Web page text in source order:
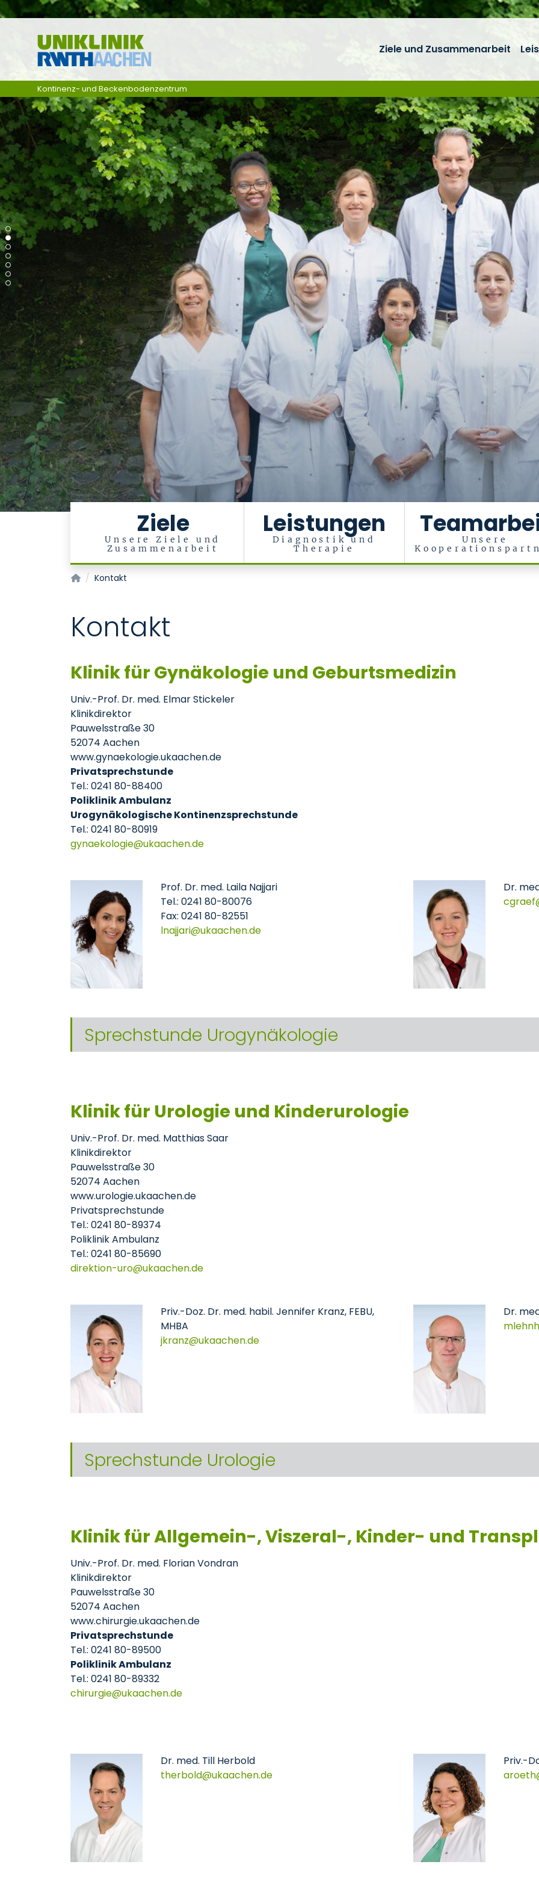
Ga naar navigatie
Ziele
Unsere Ziele und
Zusammenarbeit
Leistungen
Diagnostik und
Therapie
Unsere
Ziele und Zusammenarbeit
Kontinenz- und Beckenbodenzentrum
Kontinenz- und Beckenbodenzentrum
Kontakt
Kontakt
Klinik für Gynäkologie und Geburtsmedizin
Univ.-Prof. Dr. med. Elmar Stickeler
Klinikdirektor
Pauwelsstraße 30
52074 Aachen
www.gynaekologie.ukaachen.de
Privatsprechstunde
Tel.: 0241 80-88400
Poliklinik Ambulanz
Urogynäkologische Kontinenzsprechstunde
Tel.: 0241 80-80919
gynaekologie
ukaachende
Prof. Dr. med. Laila Najjari
Tel.: 0241 80-80076
Fax: 0241 80-82551
lnajjari
ukaachende
Dr.
cgraef
Sprechstunde Urogynäkologie
Klinik für Urologie und Kinderurologie
Univ.-Prof. Dr. med. Matthias Saar
Klinikdirektor
Pauwelsstraße 30
52074 Aachen
www.urologie.ukaachen.de
Privatsprechstunde
Tel.: 0241 80-89374
Poliklinik Ambulanz
Tel.: 0241 80-85690
direktion-uro
ukaachende
Priv.-Doz. Dr. med. habil. Jennifer Kranz, FEBU,
MHBA
jkranz
ukaachende
Dr.
Sprechstunde Urologie
Klinik für Allgemein-, Viszeral-, Kinder- und
Univ.-Prof. Dr. med. Florian Vondran
Klinikdirektor
Pauwelsstraße 30
52074 Aachen
www.chirurgie.ukaachen.de
Privatsprechstunde
Tel.: 0241 80-89500
Poliklinik Ambulanz
Tel.: 0241 80-89332
chirurgie
ukaachende
Dr. med. Till Herbold
therbold
ukaachende
Priv.-
aroeth